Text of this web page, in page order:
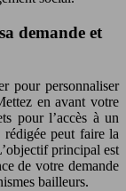
demande et
pour personnaliser
en avant votre
pour l’accès à un
peut faire la
principal est
de votre demande
bailleurs.